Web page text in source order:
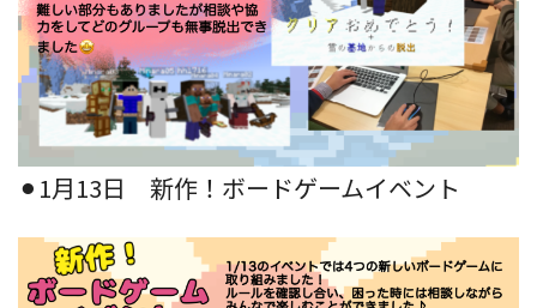
⚫︎1月13日 新作！ボードゲームイベント